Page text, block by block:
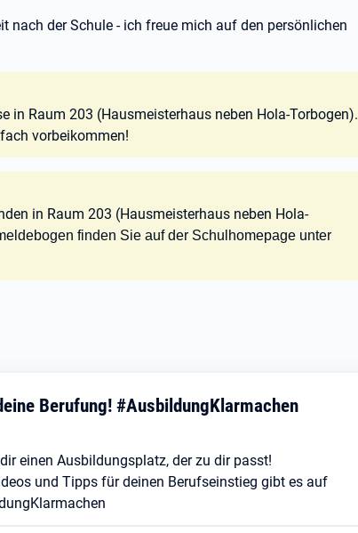
nach der Schule - ich freue mich auf den persönlichen
in Raum 203 (Hausmeisterhaus neben Hola-Torbogen).
vorbeikommen!
in Raum 203 (Hausmeisterhaus neben Hola-
finden Sie auf der Schulhomepage unter
Berufung! #AusbildungKlarmachen
einen Ausbildungsplatz, der zu dir passt!
und Tipps für deinen Berufseinstieg gibt es auf